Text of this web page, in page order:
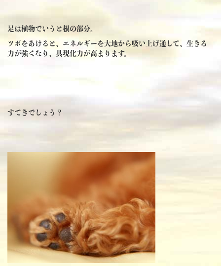
足は植物でいうと根の部分。
ツボをあけると、エネルギーを大地から吸い上げ通して、生きる
力が強くなり、具現化力が高まります。
すてきでしょう？